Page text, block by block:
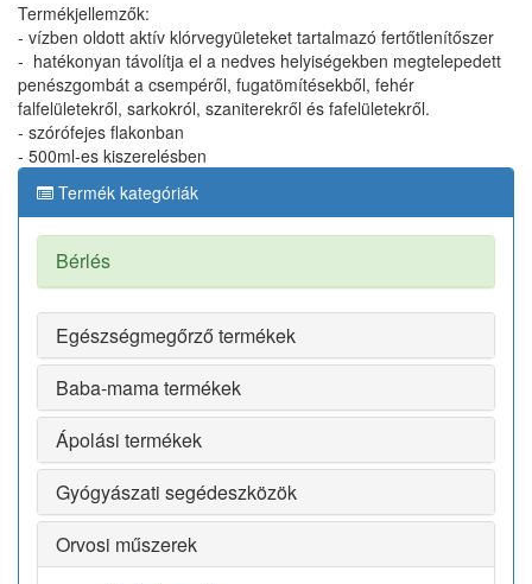
Termékjellemzők:
- vízben oldott aktív klórvegyületeket tartalmazó fertőtlenítőszer
- hatékonyan távolítja el a nedves helyiségekben megtelepedett
penészgombát a csempéről, fugatömítésekből, fehér
falfelületekről, sarkokról, szaniterekről és fafelületekről.
- szórófejes flakonban
- 500ml-es kiszerelésben
Termék kategóriák
Bérlés
Egészségmegőrző termékek
Baba-mama termékek
Ápolási termékek
Gyógyászati segédeszközök
Orvosi műszerek